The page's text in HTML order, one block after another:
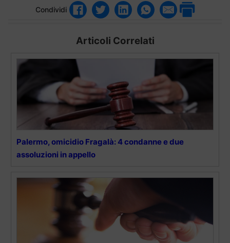
Condividi
Articoli Correlati
Palermo, omicidio Fragalà: 4 condanne e due
assoluzioni in appello